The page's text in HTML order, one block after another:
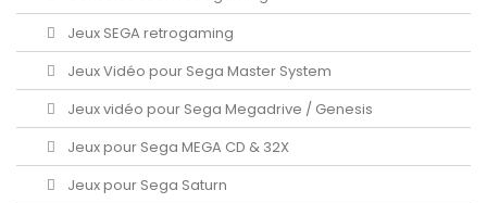
Jeux SEGA retrogaming
Jeux Vidéo pour Sega Master System
Jeux vidéo pour Sega Megadrive / Genesis
Jeux pour Sega MEGA CD & 32X
Jeux pour Sega Saturn